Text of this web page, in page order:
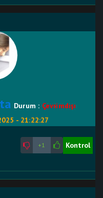
Durum : Çevrimdışı
- 21:22:27
+1 Kontrol